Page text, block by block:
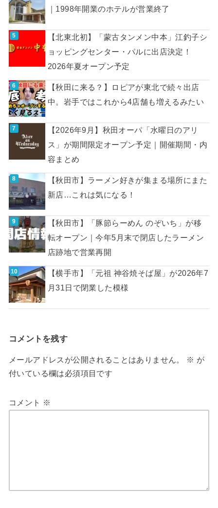
｜1998年開業のホテルが営業終了
【北東北初】「蒙古タンメン中本」江釣子シ
ョッピングセンター・パルに出店決定！
2026年夏オープン予定
【秋田に来る？】ロピアが東北で続々出店
中。岩手ではこれから4店舗も増えるみたい
【2026年9月】秋田オーパ「水曜日のアリ
ス」が期間限定オープン予定｜開催期間・内
容まとめ
【秋田市】ラーメン好きが集まる場所にまた
新店…これは気になる！
【秋田市】「豚節らーめん のぞいち」が移
転オープン｜今年5月末で閉店したラーメン
店跡地で営業再開
【横手市】「元祖 神谷焼そば屋」が2026年7
月31日で閉業した模様
コメントを残す
メールアドレスが公開されることはありません。 ※ が
付いている欄は必須項目です
コメント ※